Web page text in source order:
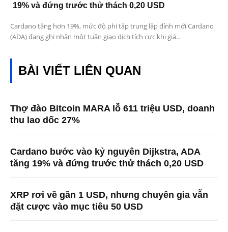
19% và đứng trước thử thách 0,20 USD
Cardano tăng hơn 19%, mức độ phi tập trung lập đỉnh mới Cardano
(ADA) đang ghi nhận một tuần giao dịch tích cực khi giá...
BÀI VIẾT LIÊN QUAN
Thợ đào Bitcoin MARA lỗ 611 triệu USD, doanh
thu lao dốc 27%
Cardano bước vào kỷ nguyên Dijkstra, ADA
tăng 19% và đứng trước thử thách 0,20 USD
XRP rơi về gần 1 USD, nhưng chuyên gia vẫn
đặt cược vào mục tiêu 50 USD